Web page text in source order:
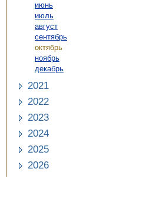
июнь
июль
август
сентябрь
октябрь
ноябрь
декабрь
2021
2022
2023
2024
2025
2026